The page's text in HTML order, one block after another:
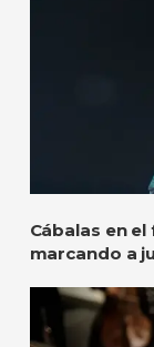
Cábalas en
marcando a